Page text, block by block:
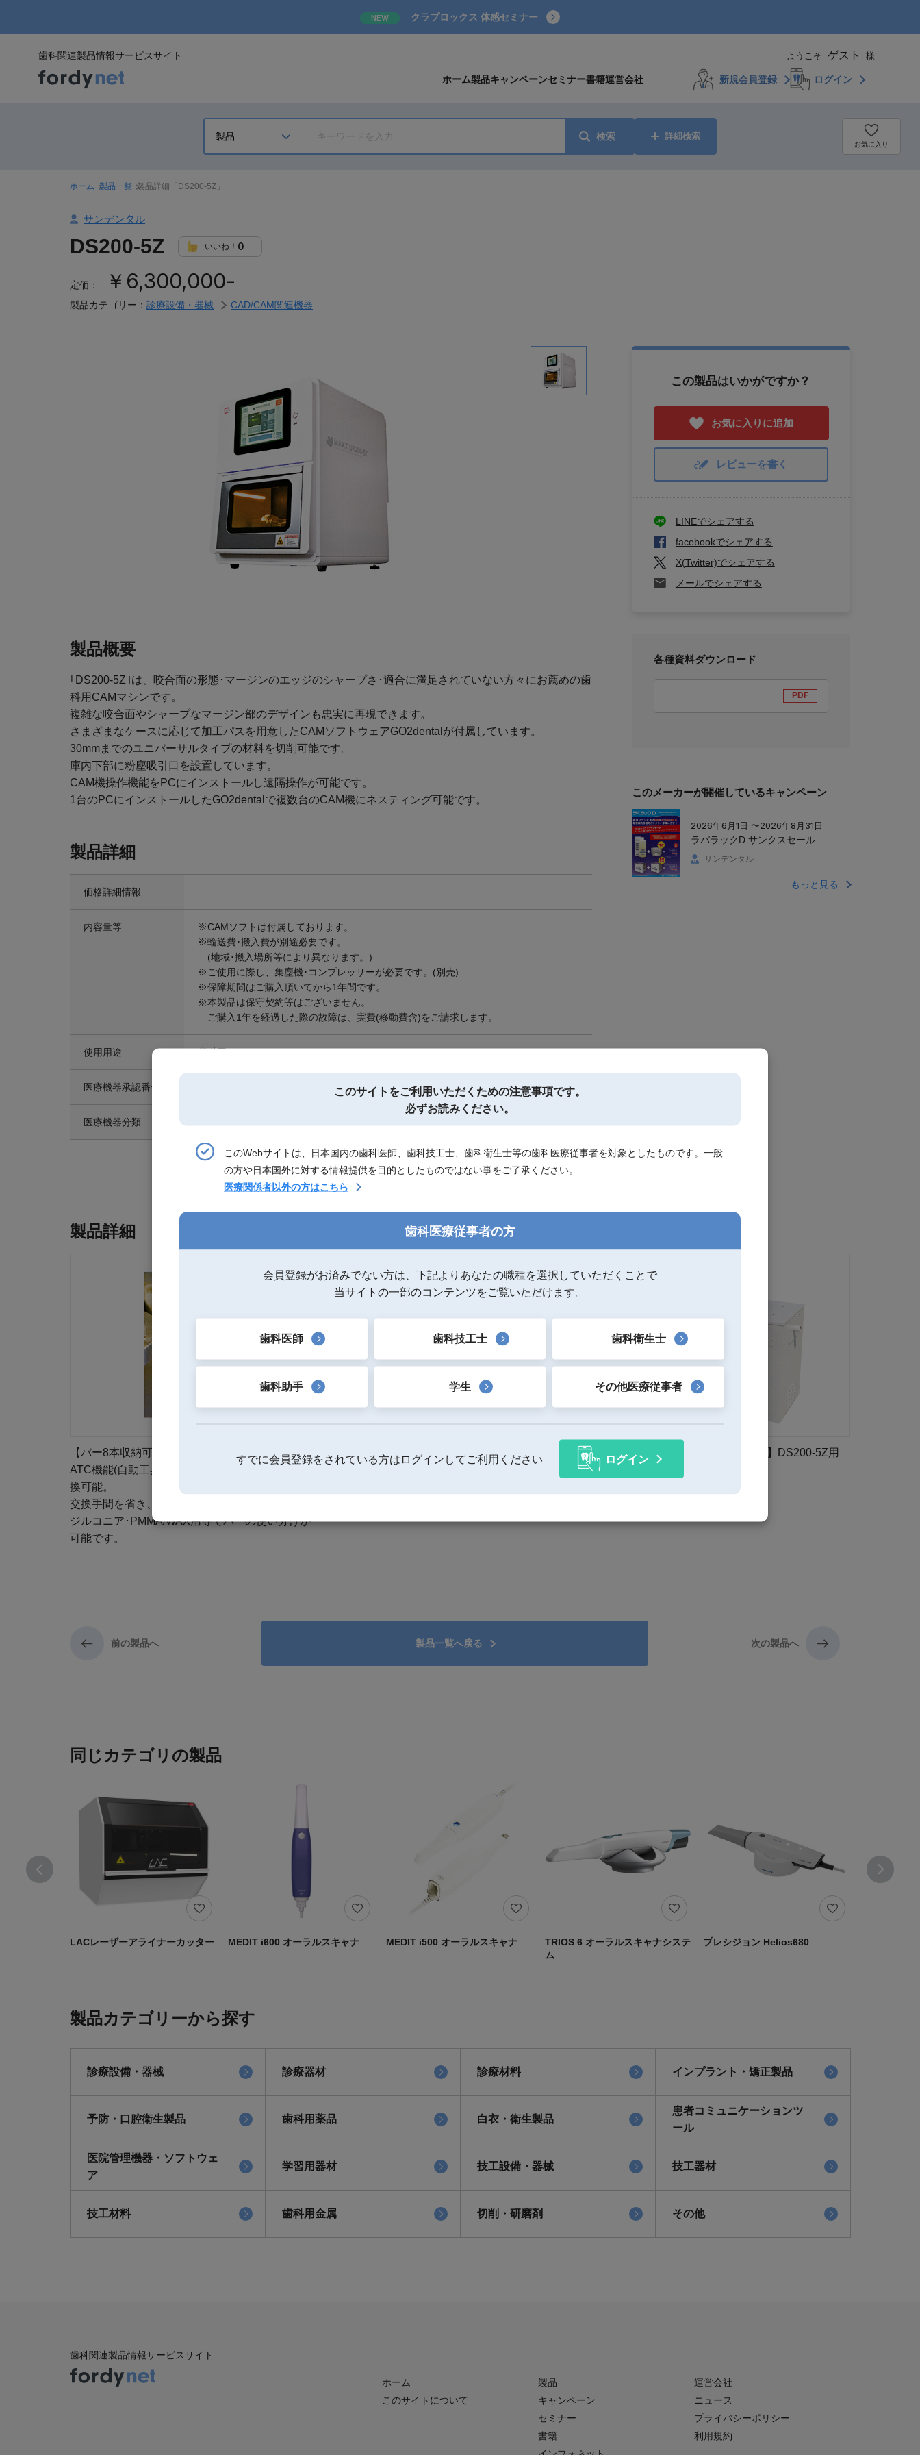
NEW クラプロックス 体感セミナー
歯科関連製品情報サービスサイト ようこそ ゲスト 様
ホーム製品キャンペーンセミナー書籍運営会社 新規会員登録 ログイン
検索 詳細検索
お気に入り
ホーム 製品一覧 製品詳細「DS200-5Z」
サンデンタル
DS200-5Z いいね！ 0
定価： ￥6,300,000-
製品カテゴリー： 診療設備・器械 CAD/CAM関連機器
製品概要
｢DS200-5Z｣は、咬合面の形態･マージンのエッジのシャープさ･適合に満足されていない方々にお薦めの歯
科用CAMマシンです。
複雑な咬合面やシャープなマージン部のデザインも忠実に再現できます。
さまざまなケースに応じて加工パスを用意したCAMソフトウェアGO2dentalが付属しています。
30mmまでのユニバーサルタイプの材料を切削可能です。
庫内下部に粉塵吸引口を設置しています。
CAM機操作機能をPCにインストールし遠隔操作が可能です。
1台のPCにインストールしたGO2dentalで複数台のCAM機にネスティング可能です。
製品詳細
価格詳細情報
内容量等
※CAMソフトは付属しております。
※輸送費･搬入費が別途必要です。
(地域･搬入場所等により異なります。)
※ご使用に際し、集塵機･コンプレッサーが必要です。(別売)
※保障期間はご購入頂いてから1年間です。
※本製品は保守契約等はございません。
ご購入1年を経過した際の故障は、実費(移動費含)をご請求します。
使用用途 歯科用CAMマシン
医療機器承認番号
医療機器分類
この製品はいかがですか？
お気に入りに追加
レビューを書く
LINEでシェアする
facebookでシェアする
X(Twitter)でシェアする
メールでシェアする
各種資料ダウンロード
PDF
このメーカーが開催しているキャンペーン
2026年6月1日 〜2026年8月31日
ラバラックD サンクスセール
サンデンタル
もっと見る
製品詳細
【バー8本収納可能】
ATC機能(自動工具交換機能)で、バーを自動で交
換可能。
交換手間を省き、時間ロスの削減します。
ジルコニア･PMMA/WAX用等でバーの使い分けが
可能です。
【スピンドル付近に粉塵吸引口を設置】
切削しながら吸引するので、切削中の粉塵が飛び
【クアトロ パワーステーション2】DS200-5Z用
前の製品へ 製品一覧へ戻る 次の製品へ
同じカテゴリの製品
LACレーザーアライナーカッター MEDIT i600 オーラルスキャナ MEDIT i500 オーラルスキャナ
TRIOS 6 オーラルスキャナシステ
ム
プレシジョン Helios680
製品カテゴリーから探す
診療設備・器械 診療器材 診療材料 インプラント・矯正製品
予防・口腔衛生製品 歯科用薬品 白衣・衛生製品
患者コミュニケーションツ
ール
医院管理機器・ソフトウェ
ア
学習用器材 技工設備・器械 技工器材
技工材料 歯科用金属 切削・研磨剤 その他
歯科関連製品情報サービスサイト
ホーム
このサイトについて
製品
キャンペーン
セミナー
書籍
運営会社
ニュース
プライバシーポリシー
利用規約
このサイトをご利用いただくための注意事項です。
必ずお読みください。
このWebサイトは、日本国内の歯科医師、歯科技工士、歯科衛生士等の歯科医療従事者を対象としたものです。一般
の方や日本国外に対する情報提供を目的としたものではない事をご了承ください。
医療関係者以外の方はこちら
歯科医療従事者の方
会員登録がお済みでない方は、下記よりあなたの職種を選択していただくことで
当サイトの一部のコンテンツをご覧いただけます。
歯科医師 歯科技工士 歯科衛生士
歯科助手 学生 その他医療従事者
すでに会員登録をされている方はログインしてご利用ください ログイン